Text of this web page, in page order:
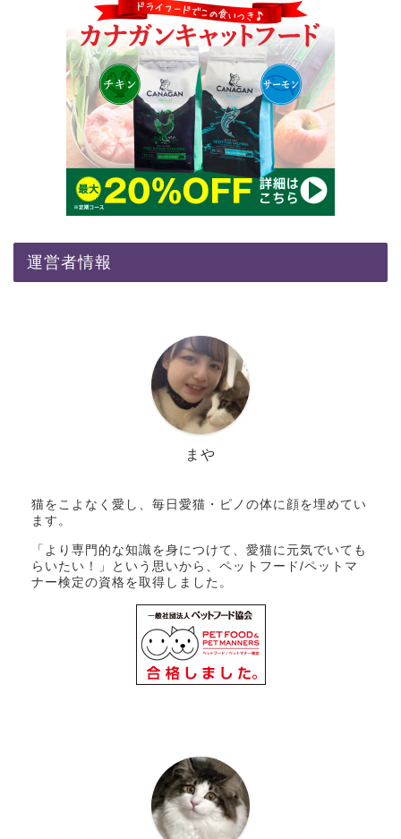
運営者情報
まや
猫をこよなく愛し、毎日愛猫・ピノの体に顔を埋めてい
ます。
「より専門的な知識を身につけて、愛猫に元気でいても
らいたい！」という思いから、ペットフード/ペットマ
ナー検定の資格を取得しました。